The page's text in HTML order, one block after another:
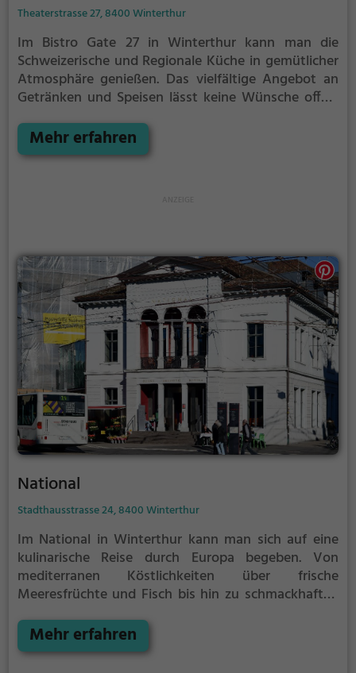
Theaterstrasse 27, 8400 Winterthur
Im Bistro Gate 27 in Winterthur kann man die
Schweizerische und Regionale Küche in gemütlicher
Atmosphäre genießen. Das vielfältige Angebot an
Getränken und Speisen lässt keine Wünsche offen.
etwas nach seinem Geschmack. Tauche ein in die
entspannte Atmosphäre und lasse dich von den
Mehr erfahren
National
Stadthausstrasse 24, 8400 Winterthur
Im National in Winterthur kann man sich auf eine
kulinarische Reise durch Europa begeben. Von
mediterranen Köstlichkeiten über frische
Meeresfrüchte und Fisch bis hin zu schmackhaften
hier findet man alles. Dazu passend gibt es eine
vielfältige Getränkeauswahl – von erlesenen Weinen
Mehr erfahren